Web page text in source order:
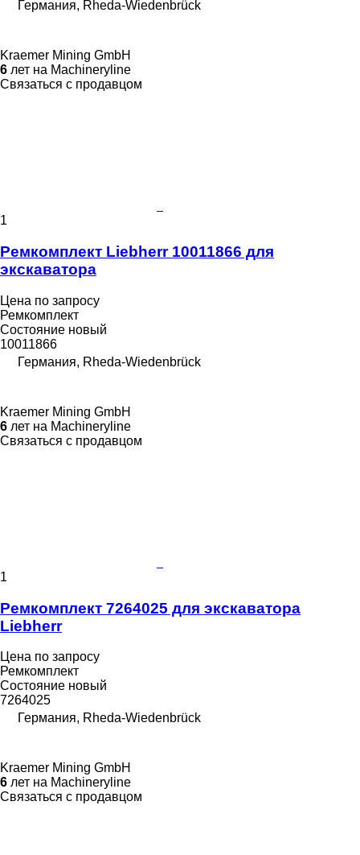
Германия, Rheda-Wiedenbrück
Kraemer Mining GmbH
6 лет на Machineryline
Связаться с продавцом
1
Ремкомплект Liebherr 10011866 для
экскаватора
Цена по запросу
Ремкомплект
Состояние новый
10011866
Германия, Rheda-Wiedenbrück
Kraemer Mining GmbH
6 лет на Machineryline
Связаться с продавцом
1
Ремкомплект 7264025 для экскаватора
Liebherr
Цена по запросу
Ремкомплект
Состояние новый
7264025
Германия, Rheda-Wiedenbrück
Kraemer Mining GmbH
6 лет на Machineryline
Связаться с продавцом